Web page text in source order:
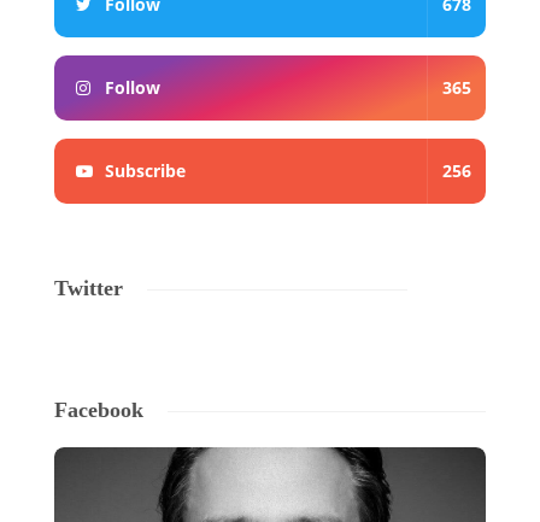
Follow 365
Subscribe 256
Twitter
Facebook